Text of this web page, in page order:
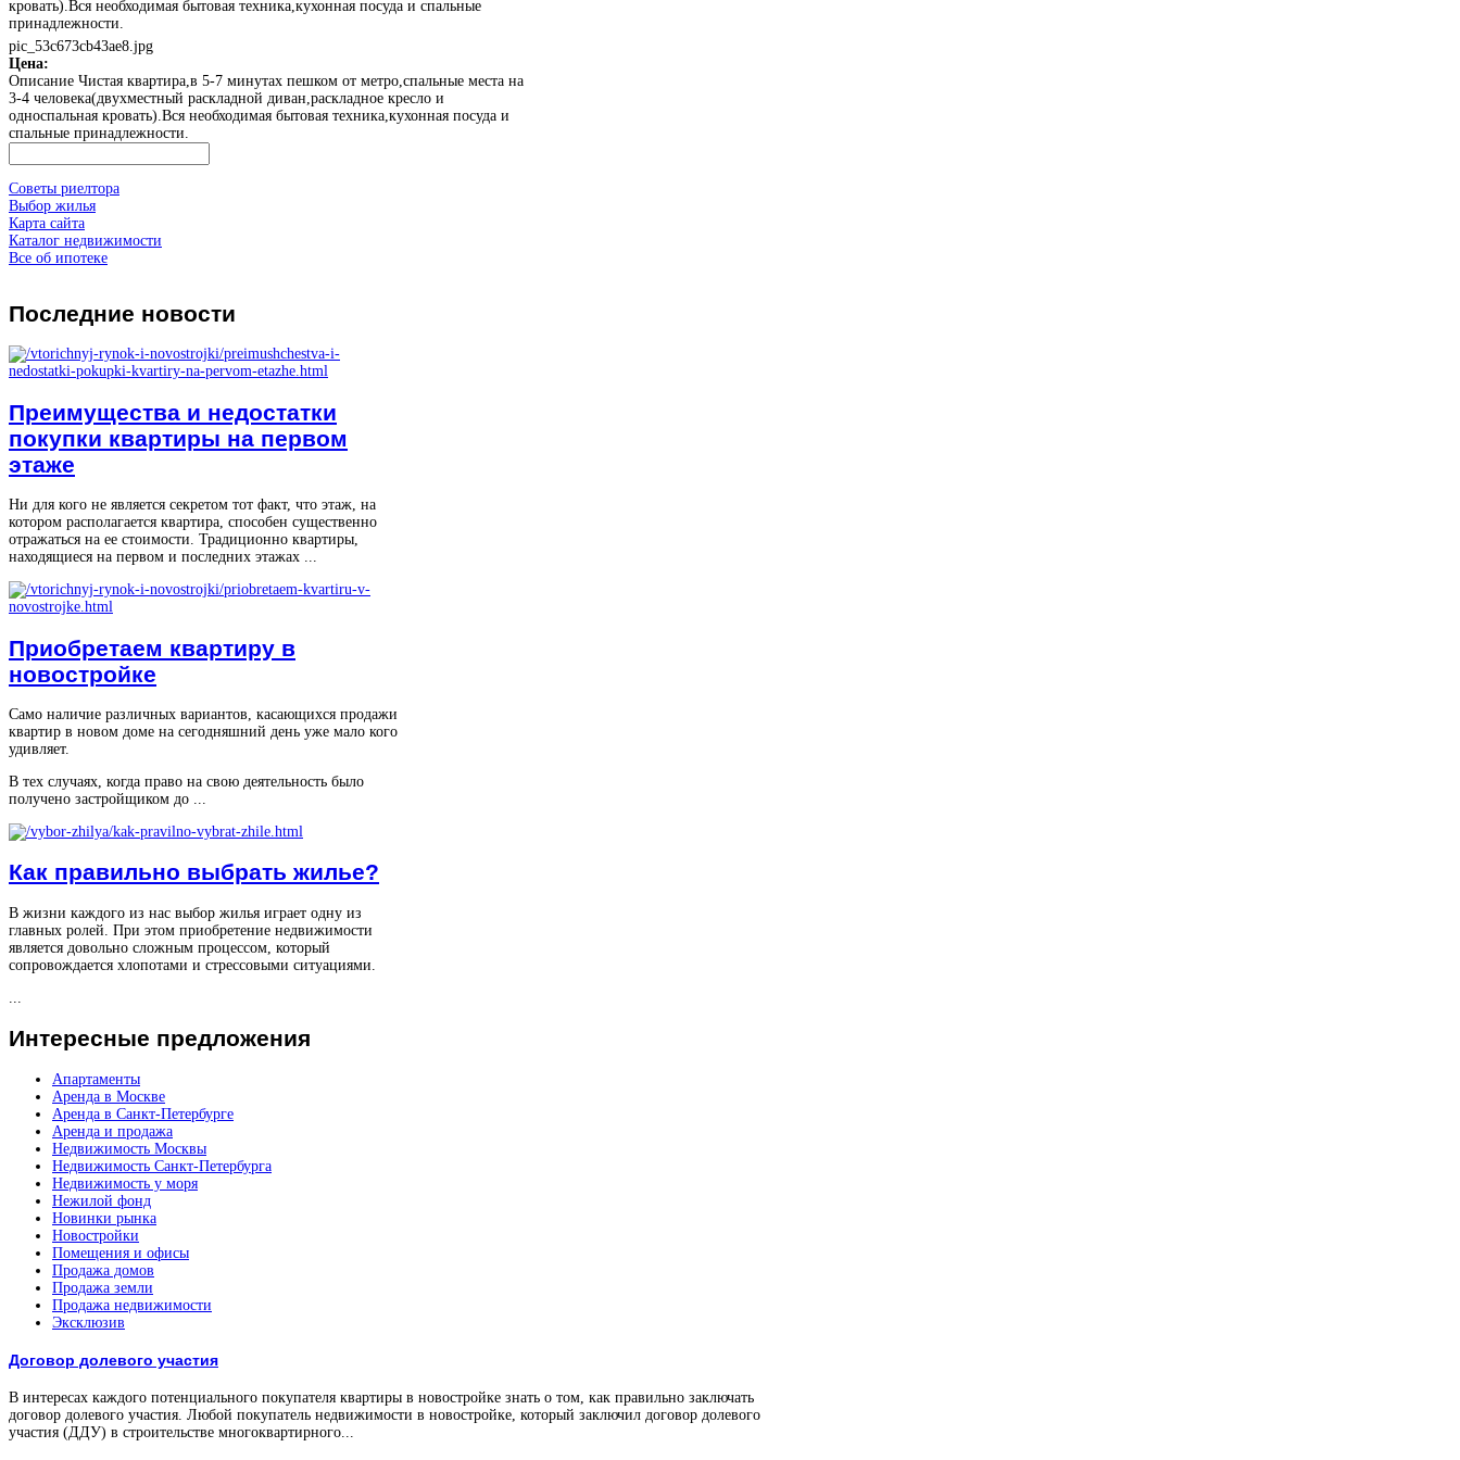
кровать).Вся необходимая бытовая техника,кухонная посуда и спальные
принадлежности.
pic_53c673cb43ae8.jpg
Цена:
Описание Чистая квартира,в 5-7 минутах пешком от метро,спальные места на
3-4 человека(двухместный раскладной диван,раскладное кресло и
односпальная кровать).Вся необходимая бытовая техника,кухонная посуда и
спальные принадлежности.
Советы риелтора
Выбор жилья
Карта сайта
Каталог недвижимости
Все об ипотеке
Последние новости
Преимущества и недостатки
покупки квартиры на первом
этаже
Ни для кого не является секретом тот факт, что этаж, на
котором располагается квартира, способен существенно
отражаться на ее стоимости. Традиционно квартиры,
находящиеся на первом и последних этажах ...
Приобретаем квартиру в
новостройке
Само наличие различных вариантов, касающихся продажи
квартир в новом доме на сегодняшний день уже мало кого
удивляет.
В тех случаях, когда право на свою деятельность было
получено застройщиком до ...
Как правильно выбрать жилье?
В жизни каждого из нас выбор жилья играет одну из
главных ролей. При этом приобретение недвижимости
является довольно сложным процессом, который
сопровождается хлопотами и стрессовыми ситуациями.
Интересные предложения
Апартаменты
Аренда в Москве
Аренда в Санкт-Петербурге
Аренда и продажа
Недвижимость Москвы
Недвижимость Санкт-Петербурга
Недвижимость у моря
Нежилой фонд
Новинки рынка
Новостройки
Помещения и офисы
Продажа домов
Продажа земли
Продажа недвижимости
Эксклюзив
Договор долевого участия
В интересах каждого потенциального покупателя квартиры в новостройке знать о том, как правильно заключать
договор долевого участия. Любой покупатель недвижимости в новостройке, который заключил договор долевого
участия (ДДУ) в строительстве многоквартирного...